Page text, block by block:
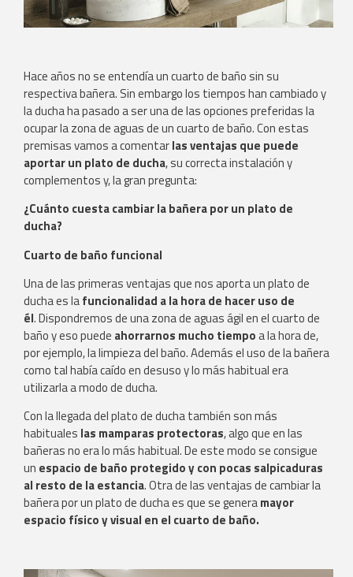
Hace años no se entendía un cuarto de baño sin su
respectiva bañera. Sin embargo los tiempos han cambiado y
la ducha ha pasado a ser una de las opciones preferidas la
ocupar la zona de aguas de un cuarto de baño. Con estas
premisas vamos a comentarlas ventajas que puede
aportar un plato de ducha, su correcta instalación y
complementos y, la gran pregunta:
¿Cuánto cuesta cambiar la bañera por un plato de
ducha?
Cuarto de baño funcional
Una de las primeras ventajas que nos aporta un plato de
ducha es lafuncionalidad a la hora de hacer uso de
él. Dispondremos de una zona de aguas ágil en el cuarto de
baño y eso puede ahorrarnos mucho tiempoa la hora de,
por ejemplo, la limpieza del baño. Además el uso de la bañera
como tal había caído en desuso y lo más habitual era
utilizarla a modo de ducha.
Con la llegada del plato de ducha también son más
habituales las mamparas protectoras, algo que en las
bañeras no era lo más habitual. De este modo se consigue
un espacio de baño protegido y con pocas salpicaduras
al resto de la estancia. Otra de las ventajas de cambiar la
bañera por un plato de ducha es que se generamayor
espacio físico y visual en el cuarto de baño.